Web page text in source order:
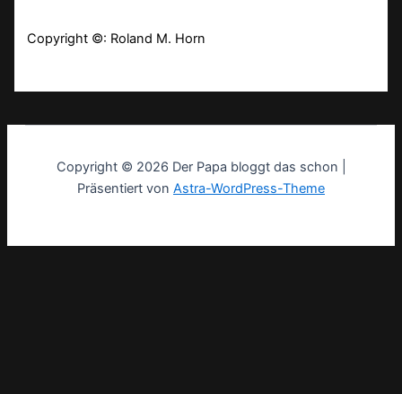
Copyright ©: Roland M. Horn
Copyright © 2026 Der Papa bloggt das schon |
Präsentiert von Astra-WordPress-Theme